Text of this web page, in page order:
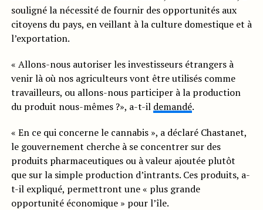
souligné la nécessité de fournir des opportunités aux
citoyens du pays, en veillant à la culture domestique et à
l’exportation.
« Allons-nous autoriser les investisseurs étrangers à
venir là où nos agriculteurs vont être utilisés comme
travailleurs, ou allons-nous participer à la production
du produit nous-mêmes ?», a-t-il demandé.
« En ce qui concerne le cannabis », a déclaré Chastanet,
le gouvernement cherche à se concentrer sur des
produits pharmaceutiques ou à valeur ajoutée plutôt
que sur la simple production d’intrants. Ces produits, a-
t-il expliqué, permettront une « plus grande
opportunité économique » pour l’île.